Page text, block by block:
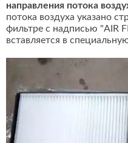
направления потока
потока воздуха указано
фильтре с надписью "AIR
вставляется в